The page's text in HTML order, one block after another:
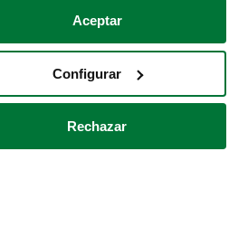
Aceptar
Configurar
Rechazar